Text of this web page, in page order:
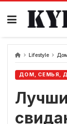
перейти
содержанию
Lifestyle
ДОМ, СЕМЬЯ,